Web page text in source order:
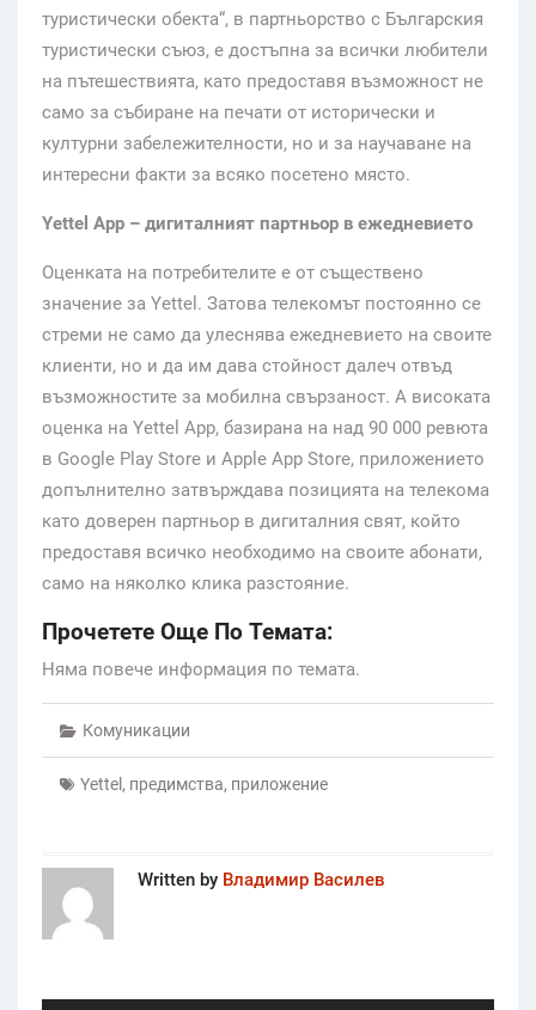
туристически обекта“, в партньорство с Българския
туристически съюз, е достъпна за всички любители
на пътешествията, като предоставя възможност не
само за събиране на печати от исторически и
културни забележителности, но и за научаване на
интересни факти за всяко посетено място.
Yettel App – дигиталният партньор в ежедневието
Оценката на потребителите е от съществено
значение за Yettel. Затова телекомът постоянно се
стреми не само да улеснява ежедневието на своите
клиенти, но и да им дава стойност далеч отвъд
възможностите за мобилна свързаност. А високата
оценка на Yettel App, базирана на над 90 000 ревюта
в Google Play Store и Apple App Store, приложението
допълнително затвърждава позицията на телекома
като доверен партньор в дигиталния свят, който
предоставя всичко необходимо на своите абонати,
само на няколко клика разстояние.
Прочетете Още По Темата:
Няма повече информация по темата.
Комуникации
Yettel , предимства, приложение
Written by Владимир Василев